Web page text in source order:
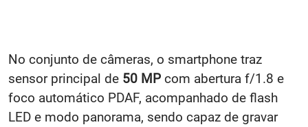
No conjunto de câmeras, o smartphone traz
sensor principal de 50 MP com abertura f/1.8 e
foco automático PDAF, acompanhado de flash
LED e modo panorama, sendo capaz de gravar